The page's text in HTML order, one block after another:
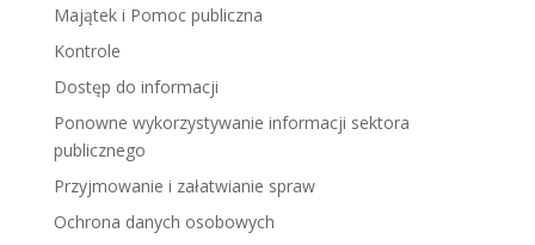
Majątek i Pomoc publiczna
Kontrole
Dostęp do informacji
Ponowne wykorzystywanie informacji sektora
publicznego
Przyjmowanie i załatwianie spraw
Ochrona danych osobowych